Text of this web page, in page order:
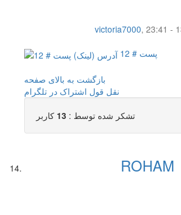
victoria7000,
پست # 12
بازگشت به بالای صفحه
نقل قول اشتراک در تلگرام
تشکر شده توسط : 13 کاربر
ROHAM